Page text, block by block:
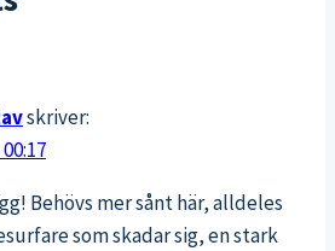
skriver:
Behövs mer sånt här, alldeles
som skadar sig, en stark